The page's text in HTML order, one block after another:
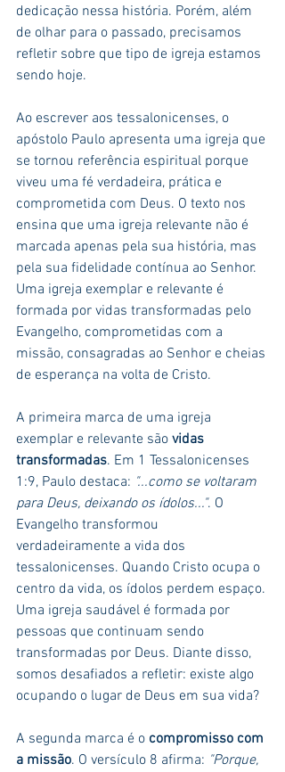
dedicação nessa história. Porém, além
de olhar para o passado, precisamos
refletir sobre que tipo de igreja estamos
sendo hoje.
Ao escrever aos tessalonicenses, o
apóstolo Paulo apresenta uma igreja que
se tornou referência espiritual porque
viveu uma fé verdadeira, prática e
comprometida com Deus. O texto nos
ensina que uma igreja relevante não é
marcada apenas pela sua história, mas
pela sua fidelidade contínua ao Senhor.
Uma igreja exemplar e relevante é
formada por vidas transformadas pelo
Evangelho, comprometidas com a
missão, consagradas ao Senhor e cheias
de esperança na volta de Cristo.
A primeira marca de uma igreja
exemplar e relevante são vidas
transformadas. Em 1 Tessalonicenses
1:9, Paulo destaca: "...como se voltaram
para Deus, deixando os ídolos...". O
Evangelho transformou
verdadeiramente a vida dos
tessalonicenses. Quando Cristo ocupa o
centro da vida, os ídolos perdem espaço.
Uma igreja saudável é formada por
pessoas que continuam sendo
transformadas por Deus. Diante disso,
somos desafiados a refletir: existe algo
ocupando o lugar de Deus em sua vida?
A segunda marca é o compromisso com
a missão. O versículo 8 afirma: "Porque,